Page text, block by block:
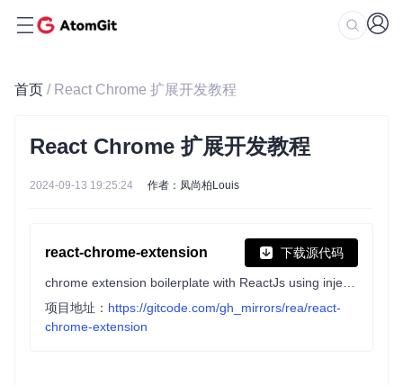
首页 / React Chrome 扩展开发教程
React Chrome 扩展开发教程
2024-09-13 19:25:24 作者：凤尚柏Louis
react-chrome-extension 下载源代码
项目地址： https://gitcode.com/gh_mirrors/rea/react-
chrome-extension